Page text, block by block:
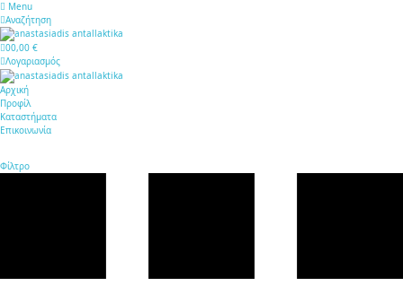
Menu
Αναζήτηση
00,00 €
Λογαριασμός
Αρχική
Προφίλ
Καταστήματα
Επικοινωνία
Φίλτρο